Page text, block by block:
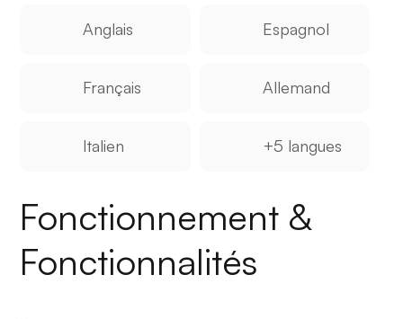
Anglais Espagnol
Français Allemand
Italien +5 langues
Fonctionnement &
Fonctionnalités